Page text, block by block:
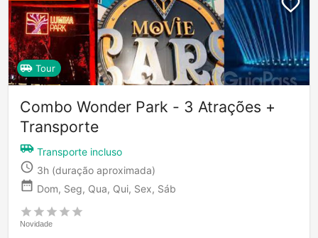
Tour
Combo Wonder Park - 3 Atrações +
Transporte
Transporte incluso
3h (duração aproximada)
Dom, Seg, Qua, Qui, Sex, Sáb
Novidade